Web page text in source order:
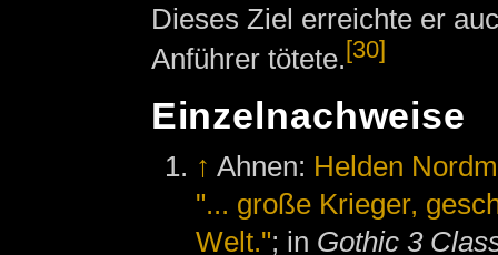
Dieses Ziel erreichte er
Anführer tötete.[30]
Einzelnachweise
↑ Ahnen: Helden
"... große Krieger,
Welt."; in Gothic 3